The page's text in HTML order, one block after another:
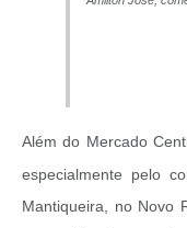
Além do Mercado
especialmente pelo
Mantiqueira, no Novo